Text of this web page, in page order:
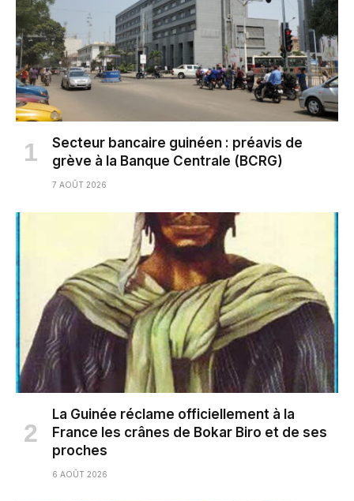
Secteur bancaire guinéen : préavis de
grève à la Banque Centrale (BCRG)
7 AOÛT 2026
La Guinée réclame officiellement à la
France les crânes de Bokar Biro et de ses
proches
6 AOÛT 2026